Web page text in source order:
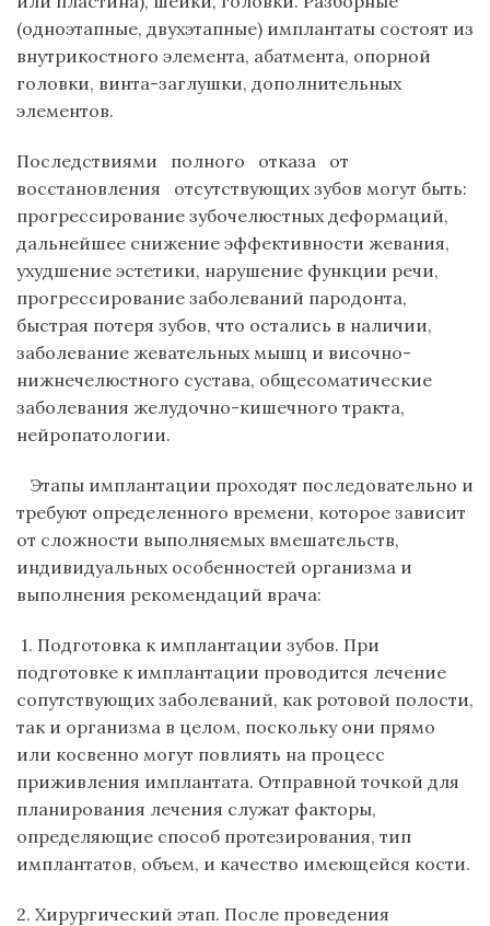
(одноэтапные, двухэтапные) имплантаты состоят из
внутрикостного элемента, абатмента, опорной
головки, винта-заглушки, дополнительных
элементов.
Последствиями полного отказа
от
восстановления
отсутствующих зубов могут быть:
прогрессирование зубочелюстных деформаций,
дальнейшее снижение эффективности жевания,
ухудшение эстетики, нарушение функции речи,
прогрессирование заболеваний пародонта,
быстрая потеря зубов, что остались в наличии,
заболевание жевательных мышц и височно-
нижнечелюстного сустава, общесоматические
заболевания желудочно-кишечного тракта,
нейропатологии.
Этапы имплантации проходят последовательно и
требуют определенного времени, которое зависит
от сложности выполняемых вмешательств,
индивидуальных особенностей организма и
выполнения рекомендаций врача:
1. Подготовка к имплантации зубов. При
подготовке к имплантации проводится лечение
сопутствующих заболеваний, как ротовой полости,
так и организма в целом, поскольку они прямо
или косвенно могут повлиять на процесс
приживления имплантата. Отправной точкой для
планирования лечения служат факторы,
определяющие способ протезирования, тип
имплантатов, объем, и качество имеющейся кости.
2. Хирургический этап. После проведения